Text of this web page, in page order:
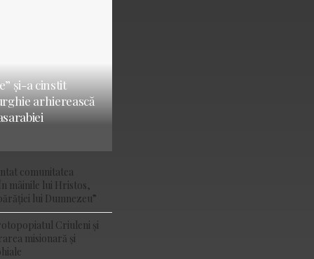
și-a cinstit
arhierească
comunitatea
mâinile lui Hristos,
lui Dumnezeu”
Criuleni și
misionară și